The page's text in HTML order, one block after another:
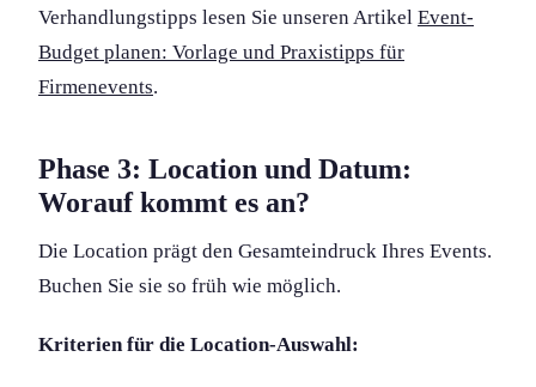
Verhandlungs­tipps lesen Sie unseren Artikel Event-
Budget planen: Vorlage und Praxistipps für
Firmenevents.
Phase 3: Location und Datum:
Worauf kommt es an?
Die Location prägt den Gesamteindruck Ihres Events.
Buchen Sie sie so früh wie möglich.
Kriterien für die Location-Auswahl: